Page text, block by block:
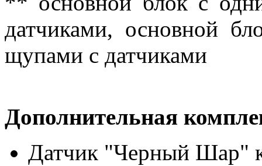
датчиками, основной
щупами с датчиками
Дополнительная
Датчик "Черный Шар"